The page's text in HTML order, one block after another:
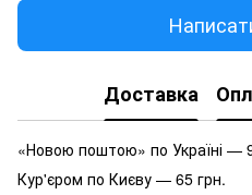
Доставка
«Новою поштою» по Україні —
Кур'єром по Києву — 65 грн.